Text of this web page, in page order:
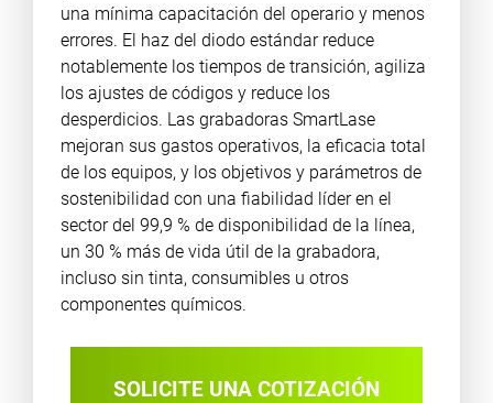
una mínima capacitación del operario y menos
errores. El haz del diodo estándar reduce
notablemente los tiempos de transición, agiliza
los ajustes de códigos y reduce los
desperdicios. Las grabadoras SmartLase
mejoran sus gastos operativos, la eficacia total
de los equipos, y los objetivos y parámetros de
sostenibilidad con una fiabilidad líder en el
sector del 99,9 % de disponibilidad de la línea,
un 30 % más de vida útil de la grabadora,
incluso sin tinta, consumibles u otros
componentes químicos.
SOLICITE UNA COTIZACIÓN